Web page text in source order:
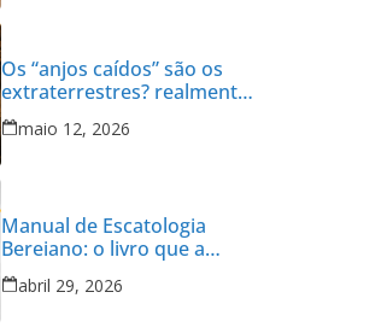
Os “anjos caídos” são os
extraterrestres? realmente
tiveram relações com
mulheres em Gênesis 6?
maio 12, 2026
Manual de Escatologia
Bereiano: o livro que a
Igreja precisava
abril 29, 2026